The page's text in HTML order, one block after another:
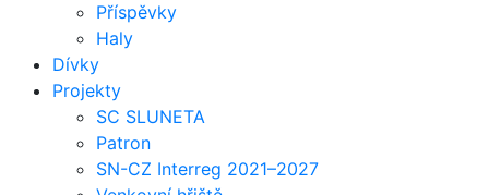
Příspěvky
Haly
Dívky
Projekty
SC SLUNETA
Patron
SN-CZ Interreg 2021–2027